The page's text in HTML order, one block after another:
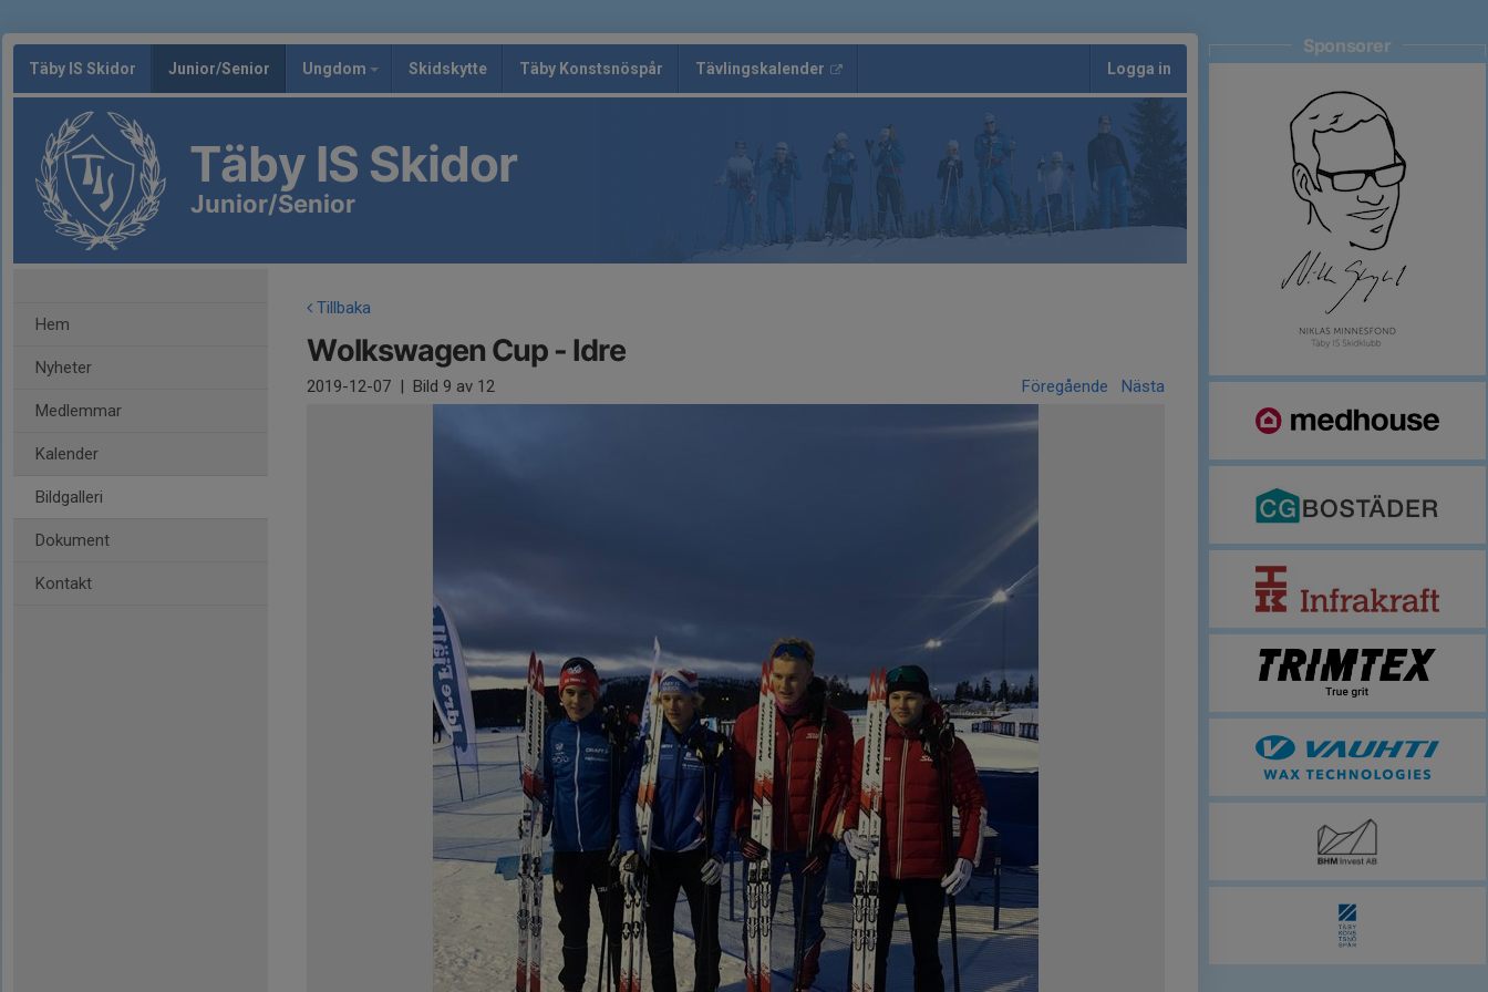
Täby IS Skidor Junior/Senior Ungdom Skidskytte Täby Konstsnöspår Tävlingskalender Logga in
Täby IS Skidor
Junior/Senior
Hem
Nyheter
Medlemmar
Kalender
Bildgalleri
Dokument
Kontakt
Tillbaka
Wolkswagen Cup - Idre
2019-12-07 | Bild 9 av 12 Föregående Nästa
Sponsorer